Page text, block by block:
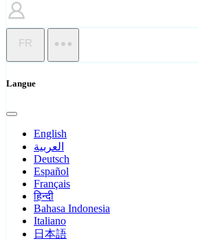
FR
Langue
English
العربية
Deutsch
Español
Français
हिन्दी
Bahasa Indonesia
Italiano
日本語